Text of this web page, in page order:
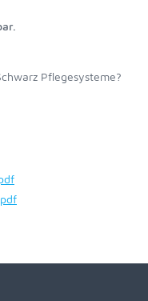
Pflegesysteme?